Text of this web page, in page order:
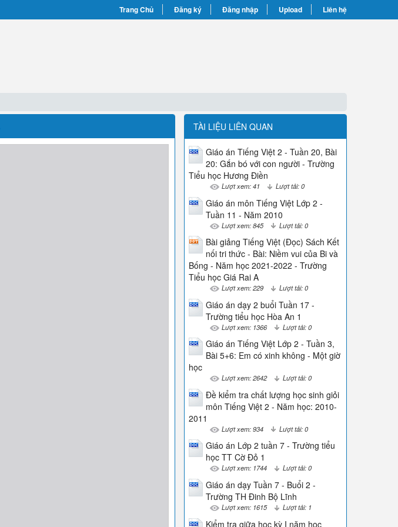
Trang Chủ Đăng ký Đăng nhập Upload Liên hệ
TÀI LIỆU LIÊN QUAN
Giáo án Tiếng Việt 2 - Tuần 20, Bài
20: Gắn bó với con người - Trường
Tiểu học Hương Điền
Lượt xem: 41 Lượt tải: 0
Giáo án môn Tiếng Việt Lớp 2 -
Tuần 11 - Năm 2010
Lượt xem: 845 Lượt tải: 0
Bài giảng Tiếng Việt (Đọc) Sách Kết
nối tri thức - Bài: Niềm vui của Bi và
Bống - Năm học 2021-2022 - Trường
Tiểu học Giá Rai A
Lượt xem: 229 Lượt tải: 0
Giáo án dạy 2 buổi Tuần 17 -
Trường tiểu học Hòa An 1
Lượt xem: 1366 Lượt tải: 0
Giáo án Tiếng Việt Lớp 2 - Tuần 3,
Bài 5+6: Em có xinh không - Một giờ
học
Lượt xem: 2642 Lượt tải: 0
Đề kiểm tra chất lượng học sinh giỏi
môn Tiếng Việt 2 - Năm học: 2010-
2011
Lượt xem: 934 Lượt tải: 0
Giáo án Lớp 2 tuần 7 - Trường tiểu
học TT Cờ Đỏ 1
Lượt xem: 1744 Lượt tải: 0
Giáo án dạy Tuần 7 - Buổi 2 -
Trường TH Đinh Bộ Lĩnh
Lượt xem: 1615 Lượt tải: 1
Kiểm tra giữa học kỳ I năm học